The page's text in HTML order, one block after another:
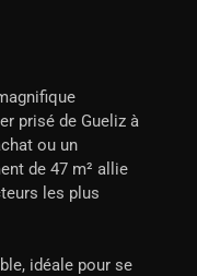
prisé de Gueliz à
ou un
de 47 m² allie
les plus
idéale pour se